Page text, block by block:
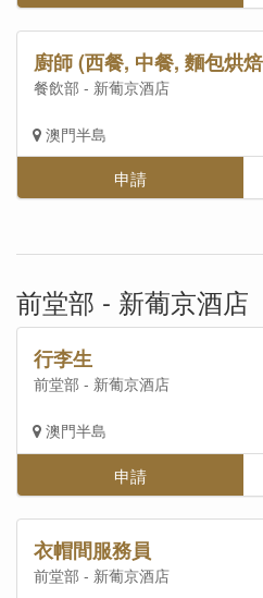
廚師 (西餐, 中餐, 麵包烘
餐飲部 - 新葡京酒店
澳門半島
申請
前堂部 - 新葡京酒店
行李生
前堂部 - 新葡京酒店
澳門半島
申請
衣帽間服務員
前堂部 - 新葡京酒店